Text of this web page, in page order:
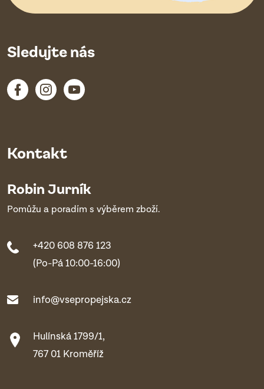
Kontakt
Robin Jurník
Pomůžu a poradím s výběrem zboží.
+420 608 876 123
(Po-Pá 10:00-16:00)
info@vsepropejska.cz
Hulínská 1799/1,
767 01 Kroměříž
Sledujte nás